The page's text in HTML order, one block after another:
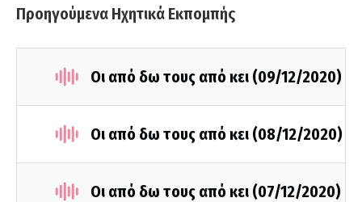
Προηγούμενα Ηχητικά Εκπομπής
Οι από δω τους από κει (09/12/2020)
Οι από δω τους από κει (08/12/2020)
Οι από δω τους από κει (07/12/2020)